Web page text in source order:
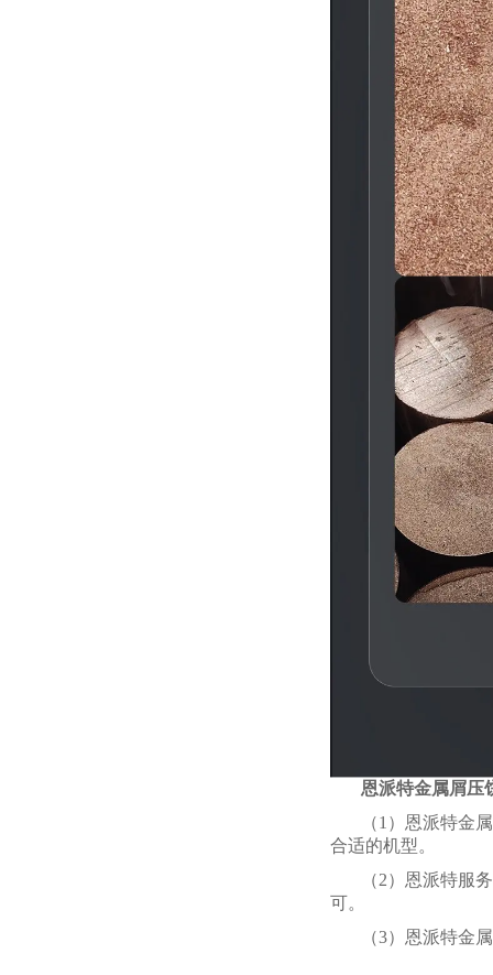
恩派特金属屑压
（1）恩派特金
合适的机型。
（2）恩派特服
可。
（3）恩派特金